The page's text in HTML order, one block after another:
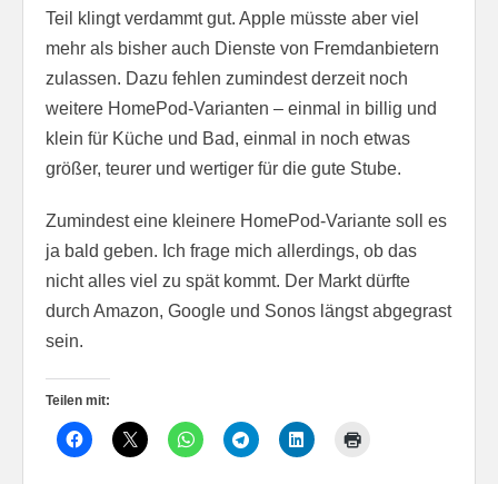
Teil klingt verdammt gut. Apple müsste aber viel
mehr als bisher auch Dienste von Fremdanbietern
zulassen. Dazu fehlen zumindest derzeit noch
weitere HomePod-Varianten – einmal in billig und
klein für Küche und Bad, einmal in noch etwas
größer, teurer und wertiger für die gute Stube.
Zumindest eine kleinere HomePod-Variante soll es
ja bald geben. Ich frage mich allerdings, ob das
nicht alles viel zu spät kommt. Der Markt dürfte
durch Amazon, Google und Sonos längst abgegrast
sein.
Teilen mit: